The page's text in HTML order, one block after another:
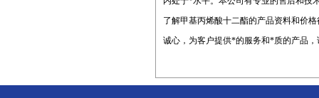
了解甲基丙烯酸十二酯的产品资料和价
诚心，为客户提供*的服务和*质的产品，